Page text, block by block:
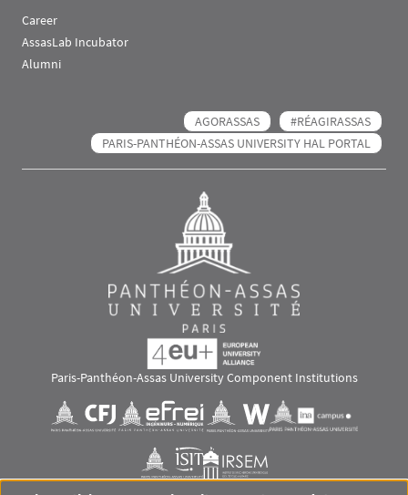
Career
AssasLab Incubator
Alumni
AGORASSAS
#RÉAGIRASSAS
PARIS-PANTHÉON-ASSAS UNIVERSITY HAL PORTAL
Paris-Panthéon-Assas University Component Institutions
Visuel svgVisuel svg Visuel svgVisuel svg
Visuel svgVisuel svg